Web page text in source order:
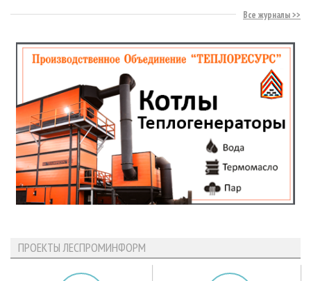
Все журналы
ПРОЕКТЫ ЛЕСПРОМИНФОРМ